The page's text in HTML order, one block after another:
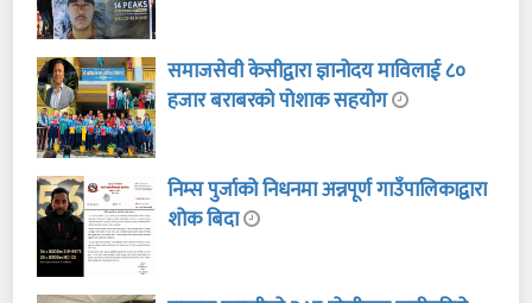
समाजसेवी केसीद्वारा ज्ञानोदय माविलाई ८०
हजार बराबरको पोशाक सहयोग
निम्स पुर्जाको निधनमा अन्नपूर्ण गाउँपालिकाद्वारा
शोक बिदा